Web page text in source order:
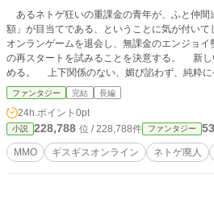
あるネトゲ狂いの重課金の青年が、ふと仲間
額」が目当てである、ということに気が付い
オンランゲームを退会し、無課金のエンジョ
の再スタートを試みることを決意する。 新し
める。 上下関係のない、媚び諂わず、純粋に
間達。 ……しかし、彼を追って前ゲームを退
ハンドルネームが露呈してしまったことを切っ
ンがゆっくりと幕を開ける。 承認欲求に恋愛
金無課金、人間関係が入り乱れる。 最後に笑
小説は台詞のみで進行する脚本形式となってお
ファンタジー 完結 長編
24h.ポイント 0pt
小説 228,788 位 / 228,788件 ファンタジー
MMO ギスギスオンライン ネトゲ廃人